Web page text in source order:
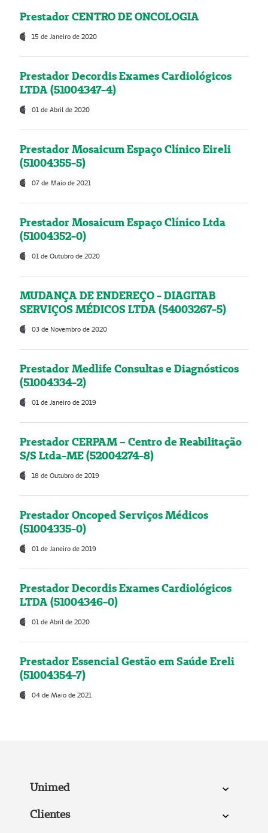
Prestador CENTRO DE ONCOLOGIA
15 de Janeiro de 2020
Prestador Decordis Exames Cardiológicos
LTDA (51004347-4)
01 de Abril de 2020
Prestador Mosaicum Espaço Clínico Eireli
(51004355-5)
07 de Maio de 2021
Prestador Mosaicum Espaço Clínico Ltda
(51004352-0)
01 de Outubro de 2020
MUDANÇA DE ENDEREÇO - DIAGITAB
SERVIÇOS MÉDICOS LTDA (54003267-5)
03 de Novembro de 2020
Prestador Medlife Consultas e Diagnósticos
(51004334-2)
01 de Janeiro de 2019
Prestador CERPAM – Centro de Reabilitação
S/S Ltda-ME (52004274-8)
18 de Outubro de 2019
Prestador Oncoped Serviços Médicos
(51004335-0)
01 de Janeiro de 2019
Prestador Decordis Exames Cardiológicos
LTDA (51004346-0)
01 de Abril de 2020
Prestador Essencial Gestão em Saúde Ereli
(51004354-7)
04 de Maio de 2021
Unimed
Clientes